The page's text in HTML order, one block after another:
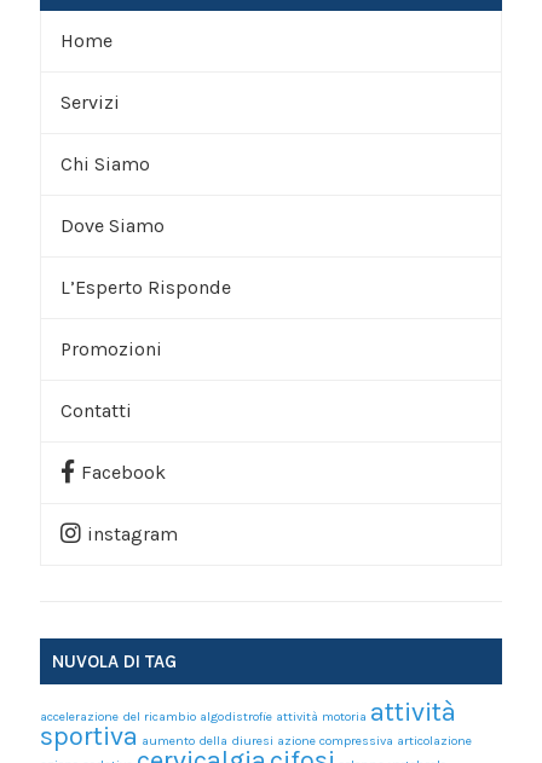
Home
Servizi
Trattamenti
Terapie
Ginnastica Posturale
Altri Servizi
Chi Siamo
Lo Studio
Dove Siamo
L’Esperto Risponde
Chiedi all’Esperto
Promozioni
Contatti
Prenota Una Consulenza
Link Utili
Facebook
instagram
NUVOLA DI TAG
accelerazione del ricambio algodistrofie attività motoria attività
sportiva aumento della diuresi azione compressiva articolazione